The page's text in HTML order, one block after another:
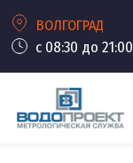
ВОЛГОГРАД
с 08:30 до 21:00